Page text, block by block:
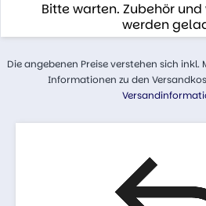
Bitte warten. Zubehör
werden
Die angebenen Preise verstehen sich inkl.
Informationen zu den